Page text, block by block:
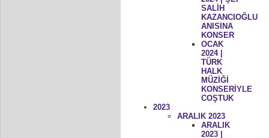
SALİH
KAZANCIOĞLU
ANISINA
KONSER
OCAK
2024 |
TÜRK
HALK
MÜZİĞİ
KONSERİYLE
COŞTUK
2023
ARALIK 2023
ARALIK
2023 |